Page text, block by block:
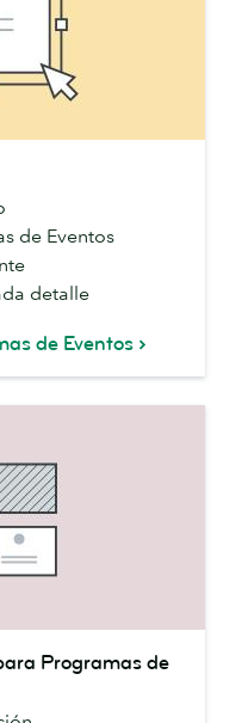
de Eventos
detalle
de Eventos
Programas de